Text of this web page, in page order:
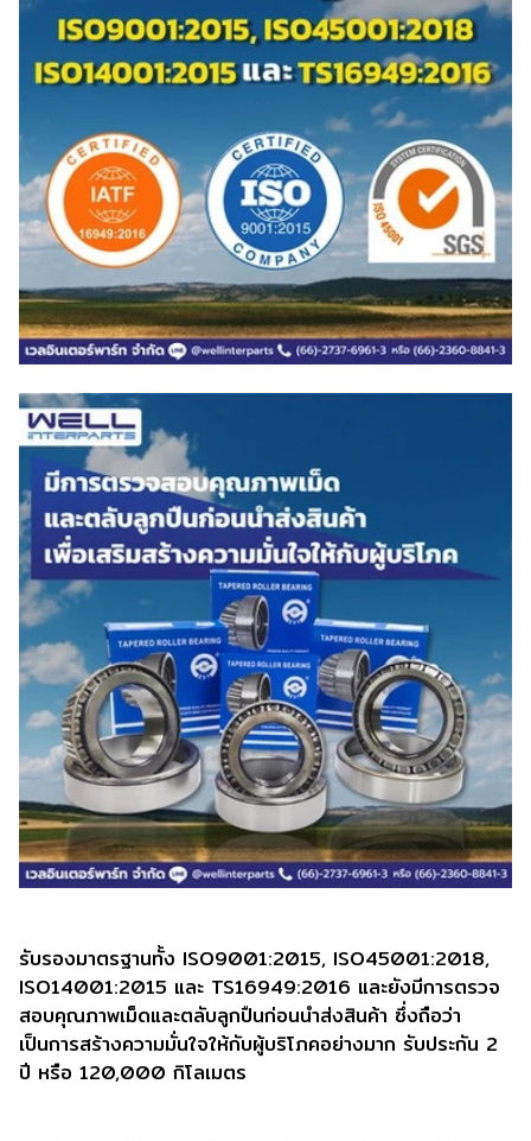
รับรองมาตรฐานทั้ง ISO9001:2015, ISO45001:2018,
ISO14001:2015 และ TS16949:2016 และยังมีการตรวจ
สอบคุณภาพเม็ดและตลับลูกปืนก่อนนำส่งสินค้า ซึ่งถือว่า
เป็นการสร้างความมั่นใจให้กับผู้บริโภคอย่างมาก รับประกัน 2
ปี หรือ 120,000 กิโลเมตร